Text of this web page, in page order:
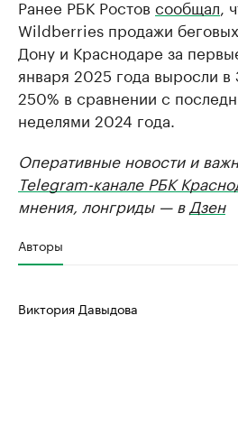
Ранее РБК Ростов сообщал ,
Wildberries продажи
Дону и Краснодаре за
января 2025 года выросли в
250% в сравнении с
неделями 2024 года.
Оперативные новости и
Telegram-канале РБК
мнения, лонгриды — в Дзен
Авторы
Виктория Давыдова